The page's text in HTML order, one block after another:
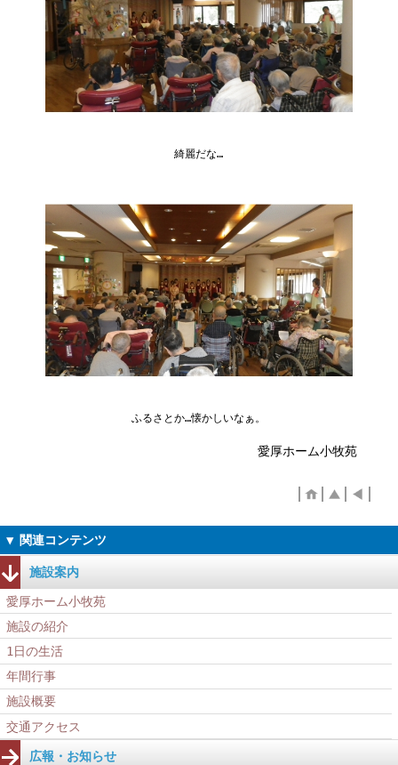
綺麗だな…
ふるさとか…懐かしいなぁ。
愛厚ホーム小牧苑
施設案内
愛厚ホーム小牧苑
施設の紹介
1日の生活
年間行事
施設概要
交通アクセス
広報・お知らせ